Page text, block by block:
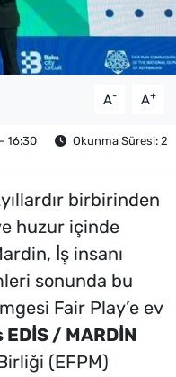
A- A+
16:30
Okunma Süresi: 2
birbirinden
huzur içinde
İş insanı
sonunda bu
Fair Play’e ev
/ MARDİN
(EFPM)